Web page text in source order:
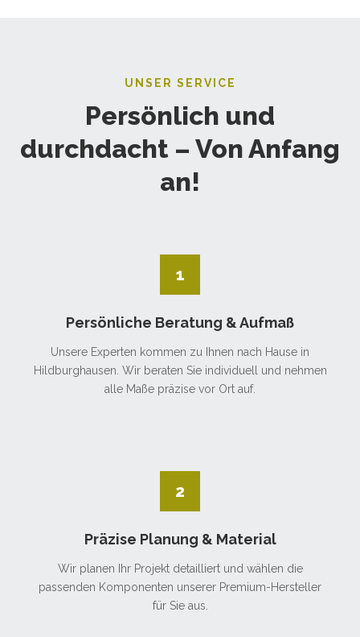
UNSER SERVICE
Persönlich und
durchdacht – Von Anfang
an!
1
Persönliche Beratung & Aufmaß
Unsere Experten kommen zu Ihnen nach Hause in
Hildburghausen. Wir beraten Sie individuell und nehmen
alle Maße präzise vor Ort auf.
2
Präzise Planung & Material
Wir planen Ihr Projekt detailliert und wählen die
passenden Komponenten unserer Premium-Hersteller
für Sie aus.